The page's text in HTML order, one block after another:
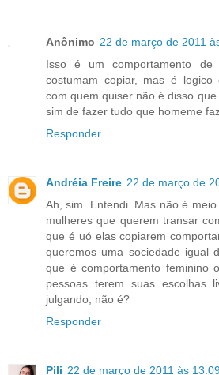
Anônimo 22 de março de 2011
Isso é um comportamento de
costumam copiar, mas é
com quem quiser não é disso
sim de fazer tudo que homeme
Responder
Andréia Freire 22 de março de
Ah, sim. Entendi. Mas não é
mulheres que querem transar
que é uó elas copiarem
queremos uma sociedade igual
que é comportamento feminino
pessoas terem suas escolhas
julgando, não é?
Responder
Pili 22 de março de 2011 às